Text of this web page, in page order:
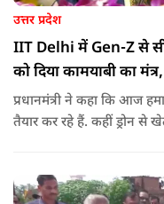
उत्तर प्रदेश
IIT Delhi में Gen-Z से
को दिया कामयाबी का
प्रधानमंत्री ने कहा कि आज
तैयार कर रहे हैं. कहीं ड्रोन से